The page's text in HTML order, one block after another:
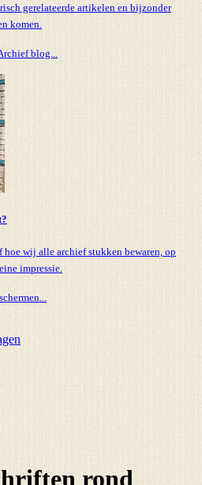
gerelateerde artikelen en bijzonder
komen.
blog...
hoe wij alle archief stukken bewaren, op
impressie.
rond